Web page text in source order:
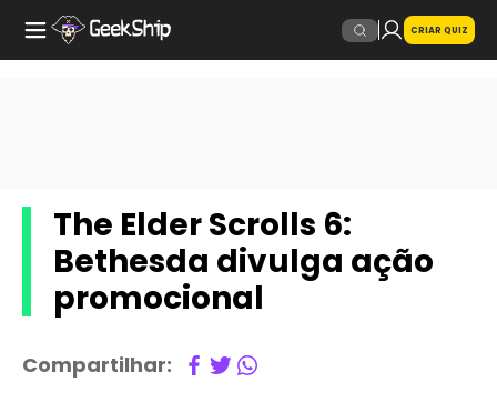
CRIAR QUIZ
The Elder Scrolls 6:
Bethesda divulga ação
promocional
Compartilhar: